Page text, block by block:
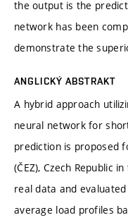
the output is the
network has been
demonstrate the
ANGLICKÝ ABSTRAKT
A hybrid approach
neural network for
prediction is proposed
(ČEZ), Czech Republic
real data and
average load profiles